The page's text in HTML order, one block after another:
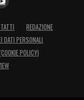
REDAZIONE
DATI PERSONALI
POLICY)